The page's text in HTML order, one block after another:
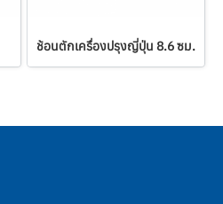
ช้อนตักเครื่องปรุงญี่ปุ่น 8.6 ซม.